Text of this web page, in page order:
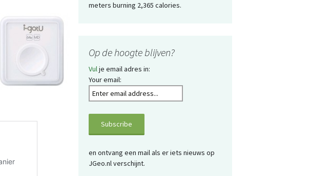
meters burning 2,365 calories.
Op de hoogte blijven?
Vulje email adres in:
Your email:
en ontvang een mail als er iets nieuws op
JGeo.nl verschijnt.